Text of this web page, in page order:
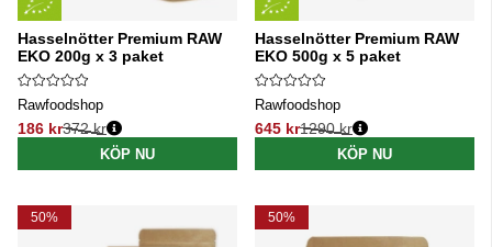
Hasselnötter Premium RAW
EKO 200g x 3 paket
Rawfoodshop
186 kr
Ordinarie pris:
372 kr
KÖP NU
Hasselnötter Premium RAW
EKO 500g x 5 paket
Rawfoodshop
645 kr
Ordinarie pris:
1290 kr
KÖP NU
50% 50%